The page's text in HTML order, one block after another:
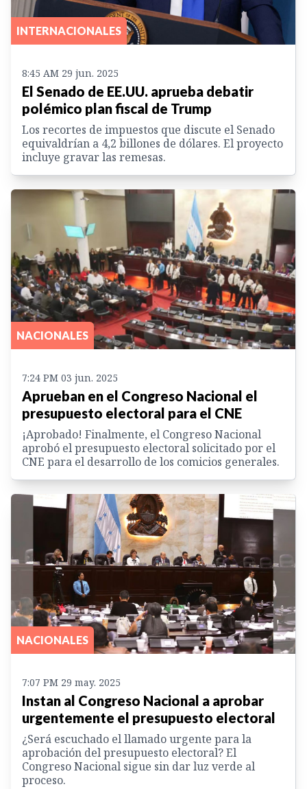
INTERNACIONALES
8:45 AM 29 jun. 2025
El Senado de EE.UU. aprueba debatir
polémico plan fiscal de Trump
Los recortes de impuestos que discute el Senado
equivaldrían a 4,2 billones de dólares. El proyecto
incluye gravar las remesas.
NACIONALES
7:24 PM 03 jun. 2025
Aprueban en el Congreso Nacional el
presupuesto electoral para el CNE
¡Aprobado! Finalmente, el Congreso Nacional
aprobó el presupuesto electoral solicitado por el
CNE para el desarrollo de los comicios generales.
NACIONALES
7:07 PM 29 may. 2025
Instan al Congreso Nacional a aprobar
urgentemente el presupuesto electoral
¿Será escuchado el llamado urgente para la
aprobación del presupuesto electoral? El
Congreso Nacional sigue sin dar luz verde al
proceso.